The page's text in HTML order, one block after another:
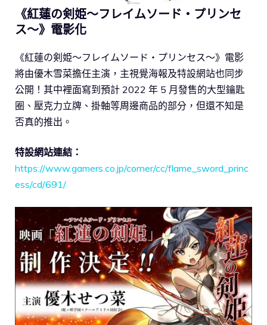
《紅蓮の剣姫～フレイムソード・プリンセ
ス～》電影化
《紅蓮の剣姫～フレイムソード・プリンセス～》電影
將由優木雪菜擔任主演，主視覺海報及特設網站也同步
公開！其中裡面寫到預計 2022 年 5 月發售的大型鑰匙
圈、壓克力立牌、掛軸等周邊商品的部分，但還不知是
否真的推出。
特設網站連結：
https://www.gamers.co.jp/corner/cc/flame_sword_princ
ess/cd/691/